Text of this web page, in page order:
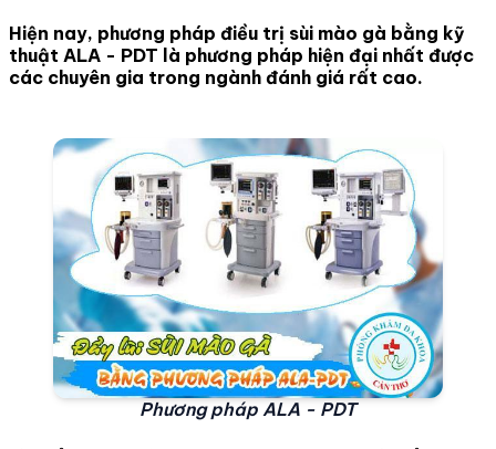
Hiện nay, phương pháp điều trị sùi mào gà bằng kỹ
thuật ALA - PDT là phương pháp hiện đại nhất được
các chuyên gia trong ngành đánh giá rất cao.
Phương pháp ALA - PDT